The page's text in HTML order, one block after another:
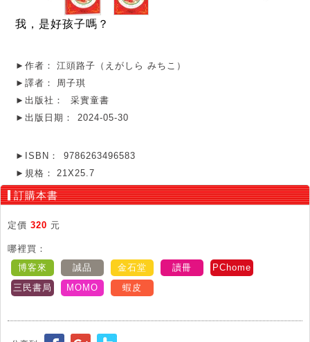
我，是好孩子嗎？
►作者：
江頭路子（えがしら みちこ）
►譯者：
周子琪
►出版社：
采實童書
►出版日期：
2024-05-30
►ISBN：
9786263496583
►規格：
21X25.7
訂購本書
定價 320 元
哪裡買：
博客來
誠品 金石堂 讀冊
PChome
三民書局
MOMO 蝦皮